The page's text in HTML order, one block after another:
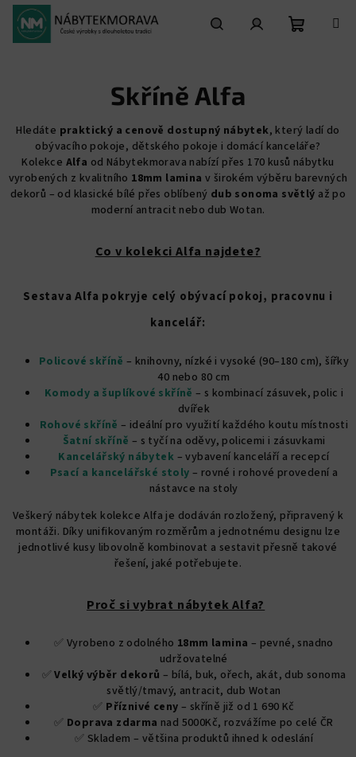
Přejít
obsah
Skříně Alfa
Hledáte praktický a cenově dostupný nábytek, který ladí do
obývacího pokoje, dětského pokoje i domácí kanceláře?
Kolekce Alfa od Nábytekmorava nabízí přes 170 kusů nábytku
vyrobených z kvalitního 18mm lamina v širokém výběru barevných
dekorů – od klasické bílé přes oblíbený dub sonoma světlý až po
moderní antracit nebo dub Wotan.
Co v kolekci Alfa najdete?
Sestava Alfa pokryje celý obývací pokoj, pracovnu i
kancelář:
Policové skříně – knihovny, nízké i vysoké (90–180 cm), šířky
40 nebo 80 cm
Komody a šuplíkové skříně – s kombinací zásuvek, polic i
dvířek
Rohové skříně – ideální pro využití každého koutu místnosti
Šatní skříně – s tyčí na oděvy, policemi i zásuvkami
Kancelářský nábytek – vybavení kanceláří a recepcí
Psací a kancelářské stoly – rovné i rohové provedení a
nástavce na stoly
Veškerý nábytek kolekce Alfa je dodáván rozložený, připravený k
montáži. Díky unifikovaným rozměrům a jednotnému designu lze
jednotlivé kusy libovolně kombinovat a sestavit přesně takové
řešení, jaké potřebujete.
Proč si vybrat nábytek Alfa?
✅ Vyrobeno z odolného 18mm lamina – pevné, snadno
udržovatelné
✅Velký výběr dekorů – bílá, buk, ořech, akát, dub sonoma
světlý/tmavý, antracit, dub Wotan
✅ Příznivé ceny – skříně již od 1 690 Kč
✅ Doprava zdarma nad 5000Kč, rozvážíme po celé ČR
✅ Skladem – většina produktů ihned k odeslání